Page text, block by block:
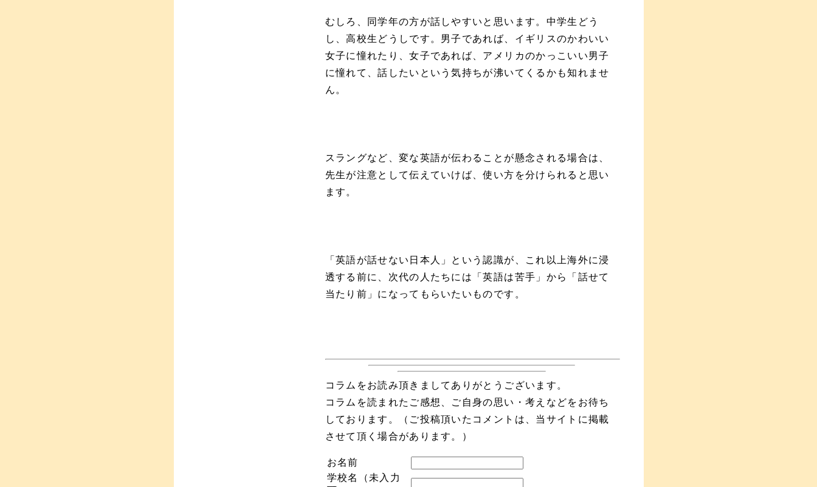
むしろ、同学年の方が話しやすいと思います。中学生どう
し、高校生どうしです。男子であれば、イギリスのかわいい
女子に憧れたり、女子であれば、アメリカのかっこいい男子
に憧れて、話したいという気持ちが沸いてくるかも知れませ
ん。
スラングなど、変な英語が伝わることが懸念される場合は、
先生が注意として伝えていけば、使い方を分けられると思い
ます。
「英語が話せない日本人」という認識が、これ以上海外に浸
透する前に、次代の人たちには「英語は苦手」から「話せて
当たり前」になってもらいたいものです。
コラムをお読み頂きましてありがとうございます。
コラムを読まれたご感想、ご自身の思い・考えなどをお待ち
しております。（ご投稿頂いたコメントは、当サイトに掲載
させて頂く場合があります。）
お名前
学校名（未入力